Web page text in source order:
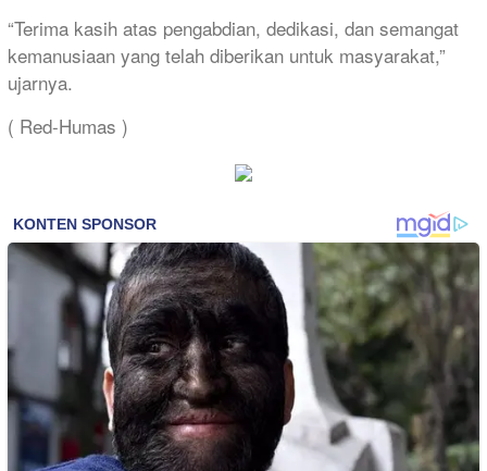
“Terima kasih atas pengabdian, dedikasi, dan semangat
kemanusiaan yang telah diberikan untuk masyarakat,”
ujarnya.
( Red-Humas )